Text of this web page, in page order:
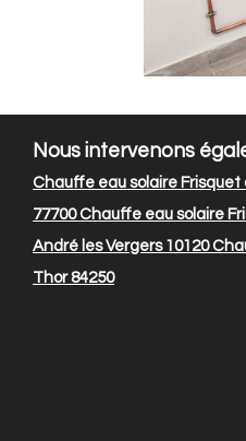
Nous intervenons
Chauffe eau solaire Frisquet
77700Chauffe eau solaire
André les Vergers 10120
Thor 84250